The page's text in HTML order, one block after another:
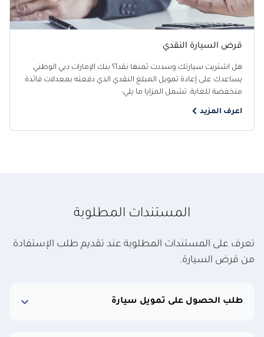
قرض السيارة النقدي
هل اشتريت سيارتك وسددت ثمنها نقداً؟ بنك الإمارات دبي الوطني
يساعدك على إعادة تمويل المبلغ النقدي الذي دفعته بمعدلات فائدة
منخفضة للغاية. تشمل المزايا ما يلي:
اعرف المزيد
المستندات المطلوبة
تعرف على المستندات المطلوبة عند تقديم طلب الإستفادة
من قرض السيارة.
طلب الحصول على تمويل سيارة